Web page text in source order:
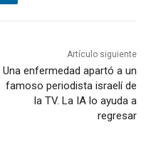
Artículo siguiente
Una enfermedad apartó a un
famoso periodista israelí de
la TV. La IA lo ayuda a
regresar